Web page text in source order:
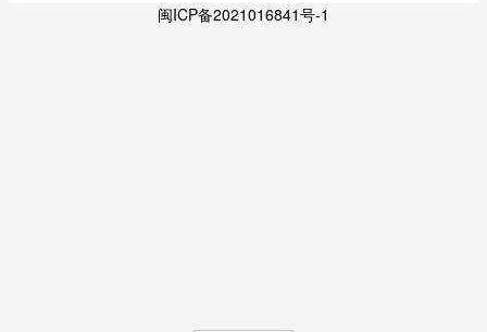
闽ICP备2021016841号-1